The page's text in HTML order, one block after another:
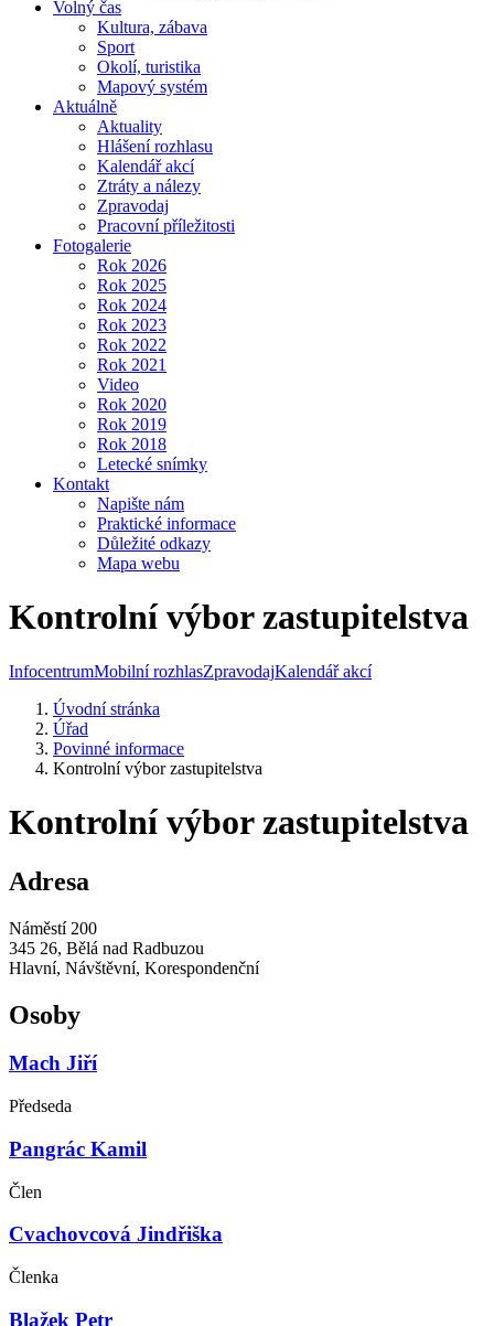
Volný čas
Kultura, zábava
Sport
Okolí, turistika
Mapový systém
Aktuálně
Aktuality
Hlášení rozhlasu
Kalendář akcí
Ztráty a nálezy
Zpravodaj
Pracovní příležitosti
Fotogalerie
Rok 2026
Rok 2025
Rok 2024
Rok 2023
Rok 2022
Rok 2021
Video
Rok 2020
Rok 2019
Rok 2018
Letecké snímky
Kontakt
Napište nám
Praktické informace
Důležité odkazy
Mapa webu
Kontrolní výbor zastupitelstva
InfocentrumMobilní rozhlasZpravodajKalendář akcí
Úvodní stránka
Úřad
Povinné informace
Kontrolní výbor zastupitelstva
Kontrolní výbor zastupitelstva
Adresa
Náměstí 200
345 26, Bělá nad Radbuzou
Hlavní, Návštěvní, Korespondenční
Osoby
Mach Jiří
Předseda
Pangrác Kamil
Člen
Cvachovcová Jindřiška
Členka
Blažek Petr